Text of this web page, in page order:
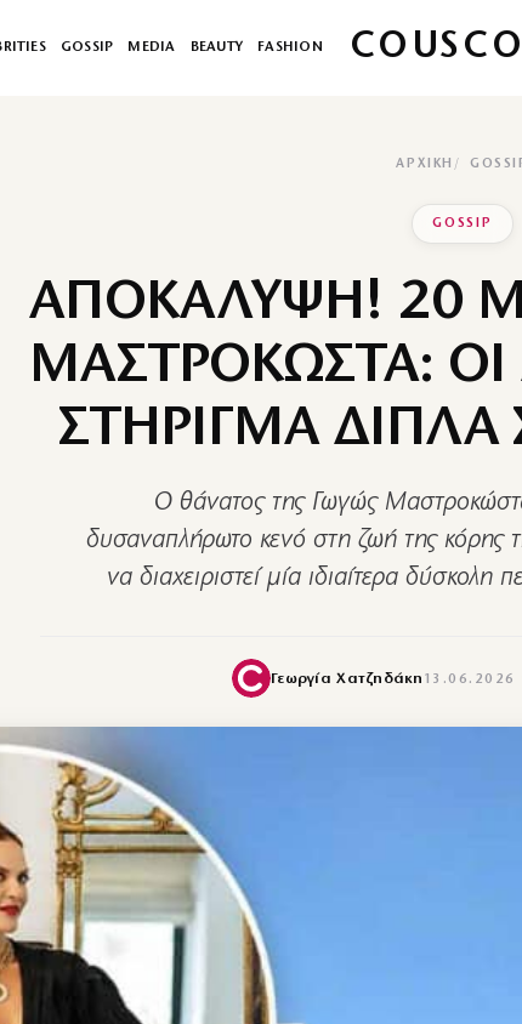
GOSSIP MEDIA BEAUTY FASHION
ΑΡΧΙΚΉ
GOSSIP
ΑΠΟΚΑΛΥΨΗ! 20
ΜΑΣΤΡΟΚΩΣΤΑ: ΟΙ
ΣΤΗΡΙΓΜΑ ΔΙΠΛΑ
Ο θάνατος της Γωγώς
δυσαναπλήρωτο κενό στη ζωή της κόρης
να διαχειριστεί μία ιδιαίτερα
Γεωργία Χατζηδάκη 13.06.2026